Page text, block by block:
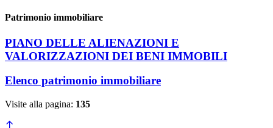
Patrimonio immobiliare
PIANO DELLE ALIENAZIONI E
VALORIZZAZIONI DEI BENI IMMOBILI
Elenco patrimonio immobiliare
Visite alla pagina: 135